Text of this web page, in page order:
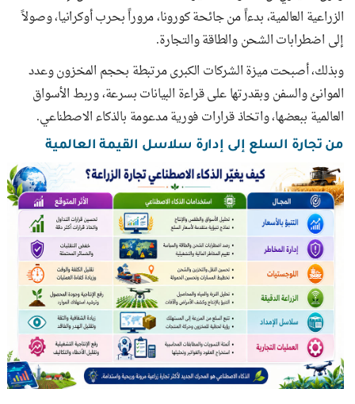
الزراعية العالمية، بدءاً من جائحة كورونا، مروراً بحرب أوكرانيا، وصولاً
إلى اضطرابات الشحن والطاقة والتجارة.
وبذلك، أصبحت ميزة الشركات الكبرى مرتبطة بحجم المخزون وعدد
الموانئ والسفن وبقدرتها على قراءة البيانات بسرعة، وربط الأسواق
العالمية ببعضها، واتخاذ قرارات فورية مدعومة بالذكاء الاصطناعي.
من تجارة السلع إلى إدارة سلاسل القيمة العالمية